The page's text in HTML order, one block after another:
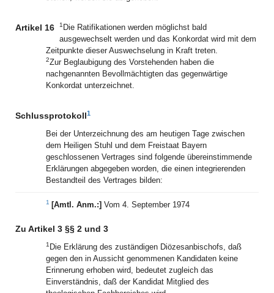
Artikel 16 1 Die Ratifikationen werden möglichst bald
ausgewechselt werden und das Konkordat wird mit dem
Zeitpunkte dieser Auswechselung in Kraft treten.
2Zur Beglaubigung des Vorstehenden haben die
nachgenannten Bevollmächtigten das gegenwärtige
Konkordat unterzeichnet.
Schlussprotokoll1
Bei der Unterzeichnung des am heutigen Tage zwischen
dem Heiligen Stuhl und dem Freistaat Bayern
geschlossenen Vertrages sind folgende übereinstimmende
Erklärungen abgegeben worden, die einen integrierenden
Bestandteil des Vertrages bilden:
1 [Amtl. Anm.:] Vom 4. September 1974
Zu Artikel 3 §§ 2 und 3
1 Die Erklärung des zuständigen Diözesanbischofs, daß
gegen den in Aussicht genommenen Kandidaten keine
Erinnerung erhoben wird, bedeutet zugleich das
Einverständnis, daß der Kandidat Mitglied des